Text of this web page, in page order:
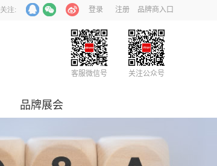
登录 注册 品牌商入口
关注:
客服微信号 关注公众号
品牌展会